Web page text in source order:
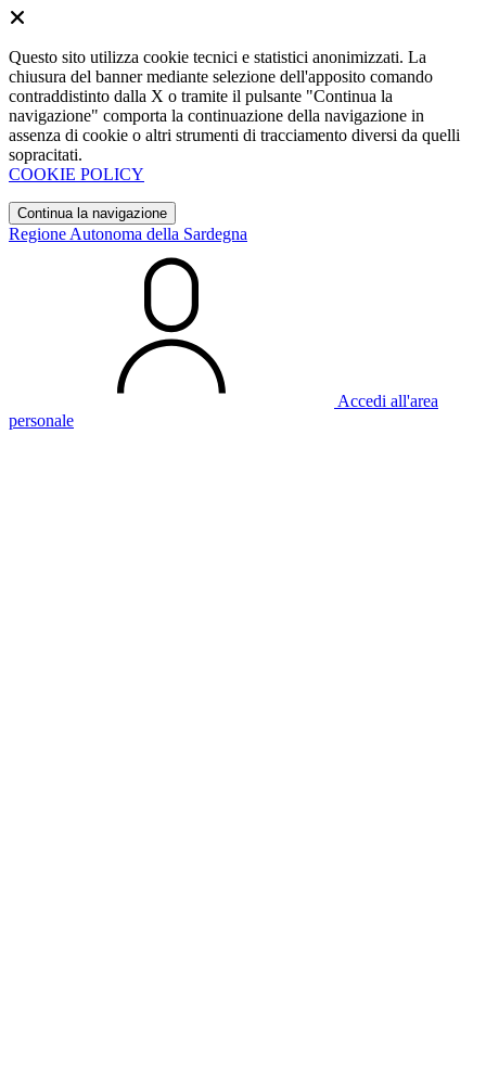
Questo sito utilizza cookie tecnici e statistici anonimizzati. La
chiusura del banner mediante selezione dell'apposito comando
contraddistinto dalla X o tramite il pulsante "Continua la
navigazione" comporta la continuazione della navigazione in
assenza di cookie o altri strumenti di tracciamento diversi da quelli
sopracitati.
COOKIE POLICY
Continua la navigazione
Regione Autonoma della Sardegna
Accedi all'area
personale